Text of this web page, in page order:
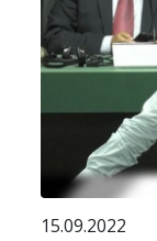
15.09.2022